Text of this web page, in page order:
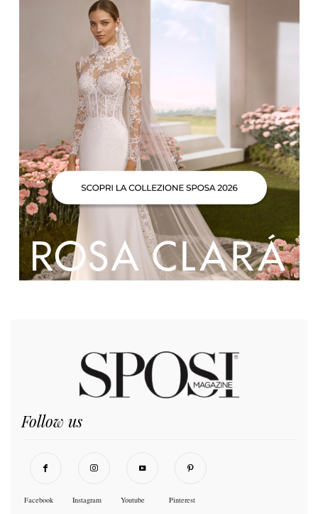
Follow us
Facebook Instagram Youtube Pinterest